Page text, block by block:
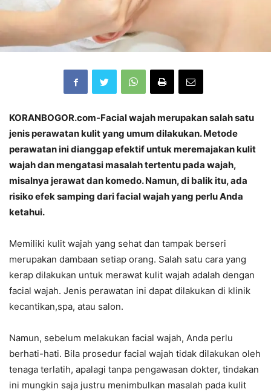
KORANBOGOR.com-Facial wajah merupakan salah satu
jenis perawatan kulit yang umum dilakukan. Metode
perawatan ini dianggap efektif untuk meremajakan kulit
wajah dan mengatasi masalah tertentu pada wajah,
misalnya jerawat dan komedo. Namun, di balik itu, ada
risiko efek samping dari facial wajah yang perlu Anda
ketahui.
Memiliki kulit wajah yang sehat dan tampak berseri
merupakan dambaan setiap orang. Salah satu cara yang
kerap dilakukan untuk merawat kulit wajah adalah dengan
facial wajah. Jenis perawatan ini dapat dilakukan di klinik
kecantikan,spa, atau salon.
Namun, sebelum melakukan facial wajah, Anda perlu
berhati-hati. Bila prosedur facial wajah tidak dilakukan oleh
tenaga terlatih, apalagi tanpa pengawasan dokter, tindakan
ini mungkin saja justru menimbulkan masalah pada kulit